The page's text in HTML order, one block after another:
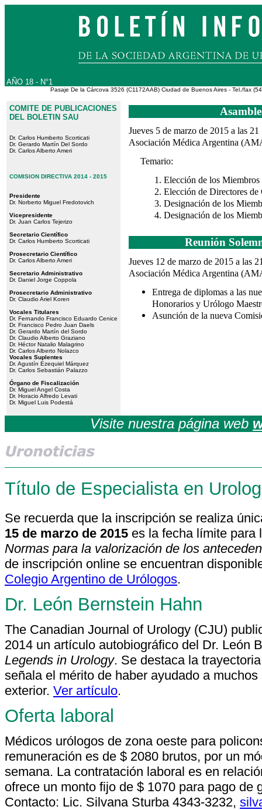
AÑO 18 - N°1
Pasaje De la Cárcova 3526 (C1172AAB) Ciudad de Buenos Aires - Tel./fax
COMITE DE PUBLICACIONES
DEL BOLETIN SAU
Dr. Carlos Humberto Scorticati
Dr. Gerardo Martín Del Sordo
Dr. Carlos Alberto Ameri
COMISION DIRECTIVA 2014 - 2015
Presidente
Dr. Norberto Miguel Fredotovich
Vicepresidente
Dr. Juan Carlos Tejerizo
Secretario Científico
Dr. Carlos Humberto Scorticati
Prosecretario Científico
Dr. Carlos Alberto Ameri
Secretario Administrativo
Dr. Daniel Jorge Coppola
Prosecretario Administrativo
Dr. Claudio Ariel Koren
Vocales Titulares
Dr. Fernando Francisco Eduardo Cenice
Dr. Francisco Pedro Juan Daels
Dr. Gerardo Martín del Sordo
Dr. Claudio Alberto Graziano
Dr. Héctor Natalio Malagrino
Dr. Carlos Alberto Nolazco
Vocales Suplentes
Dr. Agustín Ezequiel Márquez
Dr. Carlos Sebastián Palazzo
Órgano de Fiscalización
Dr. Miguel Angel Costa
Dr. Horacio Alfredo Levati
Dr. Miguel Luis Podestá
Jueves 5 de marzo de 2015 a las 21
Asociación Médica Argentina
Temario:
Elección de los
Elección de Directores de
Designación de los
Designación de los
Reunión
Jueves 12 de marzo de 2015 a las
Asociación Médica Argentina
Entrega de diplomas a las
Honorarios y Urólogo
Asunción de la nueva
Visite nuestra página web
Título de Especialista en
Se recuerda que la inscripción se realiza
15 de marzo de 2015 es la fecha límite para
Normas para la valorización de los
de inscripción online se encuentran
Colegio Argentino de Urólogos.
Dr. León Bernstein Hahn
The Canadian Journal of Urology (CJU)
2014 un artículo autobiográfico del Dr. León
Legends in Urology. Se destaca la
señala el mérito de haber ayudado a
exterior. Ver artículo.
Oferta laboral
Médicos urólogos de zona oeste para
remuneración es de $ 2080 brutos, por un
semana. La contratación laboral es en
ofrece un monto fijo de $ 1070 para pago de
Contacto: Lic. Silvana Sturba 4343-3232,